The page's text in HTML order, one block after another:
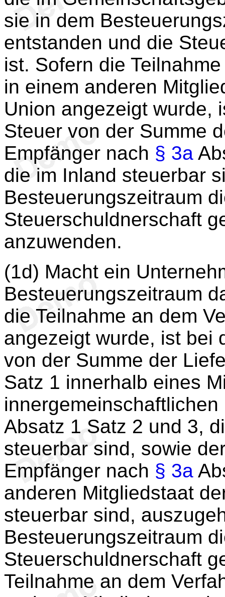
sie in dem
entstanden und die
ist. Sofern die
in einem anderen
Union angezeigt wurde,
Steuer von der Summe
Empfänger nach § 3a
die im Inland steuerbar
Besteuerungszeitraum
Steuerschuldnerschaft
anzuwenden.
(1d) Macht ein
Besteuerungszeitraum
die Teilnahme an dem
angezeigt wurde, ist bei
von der Summe der
Satz 1 innerhalb eines
Absatz 1 Satz 2 und 3,
steuerbar sind, sowie
Empfänger nach § 3a
anderen Mitgliedstaat
steuerbar sind,
Besteuerungszeitraum
Steuerschuldnerschaft
Teilnahme an dem